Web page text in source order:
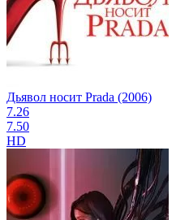
Дьявол носит Prada (2006)
7.26
7.50
HD